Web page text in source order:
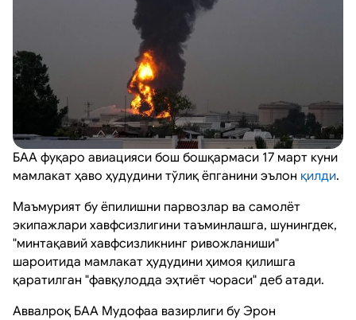
БАА фуқаро авиацияси бош бошқармаси 17 март куни
мамлакат ҳаво ҳудудини тўлиқ ёпганини эълон қилди.
Маъмурият бу ёпилишни парвозлар ва самолёт
экипажлари хавфсизлигини таъминлашга, шунингдек,
"минтақавий хавфсизликнинг ривожланиши"
шароитида мамлакат ҳудудини ҳимоя қилишга
қаратилган "фавқулодда эҳтиёт чораси" деб атади.
Аввалроқ БАА Мудофаа вазирлиги бу Эрон